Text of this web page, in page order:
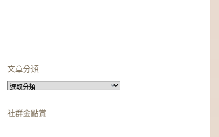
文章分類
文
類
社群金點賞